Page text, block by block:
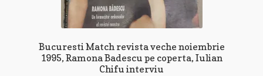
Bucuresti Match revista veche noiembrie
1995, Ramona Badescu pe coperta, Iulian
Chifu interviu